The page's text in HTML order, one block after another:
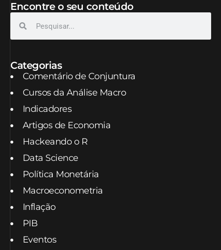
Encontre o seu conteúdo
Categorias
Comentário de Conjuntura
Cursos da Análise Macro
Indicadores
Artigos de Economia
Hackeando o R
Data Science
Política Monetária
Macroeconometria
Inflação
PIB
Eventos